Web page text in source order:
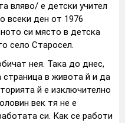
вляво/ е детски учител
всеки ден от 1976
си място в детска
село Старосел.
нея. Така до днес,
в живота й и да
й е изключително
век тя не е
си. Как се работи